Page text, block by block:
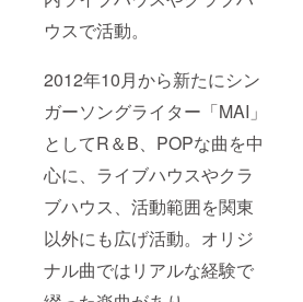
ウスで活動。
2012年10月から新たにシン
ガーソングライター「MAI」
としてR＆B、POPな曲を中
心に、ライブハウスやクラ
ブハウス、活動範囲を関東
以外にも広げ活動。オリジ
ナル曲ではリアルな経験で